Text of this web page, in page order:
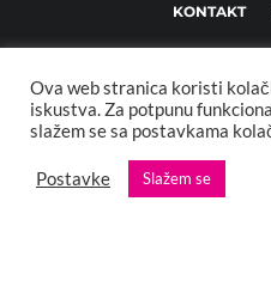
KONTAKT
IMPRESSUM
Copyright © 2013 - 2025 FBL
Ova web stranica koristi
iskustva. Za potpunu
slažem se sa postavkama
Postavke Slažem se